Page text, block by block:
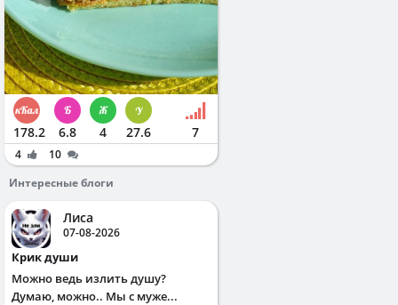
178.2 6.8 4 27.6 7
4
10
Интересные блоги
Лиса
07-08-2026
Крик души
Можно ведь излить душу?
Думаю, можно.. Мы с муже...